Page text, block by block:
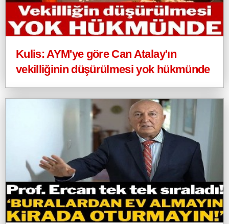
Kulis: AYM'ye göre Can Atalay'ın
vekilliğinin düşürülmesi yok hükmünde